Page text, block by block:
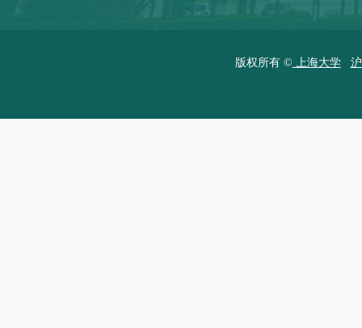
版权所有 © 上海大学